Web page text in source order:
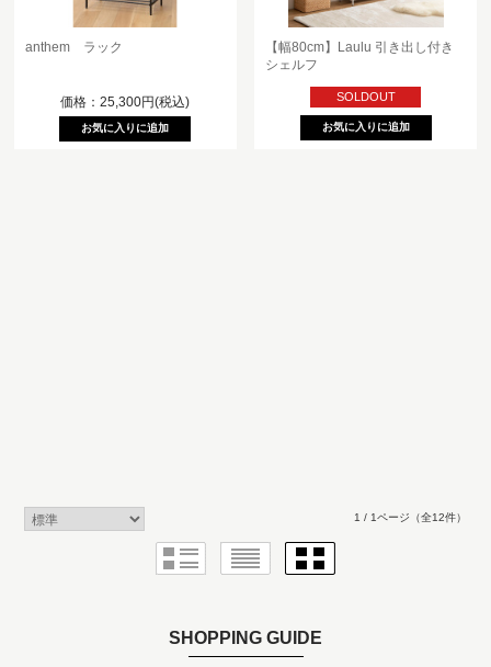
anthem ラック
価格：25,300円(税込)
【幅80cm】Laulu 引き出し付き
シェルフ
SOLDOUT
1 / 1ページ （全12件）
SHOPPING GUIDE